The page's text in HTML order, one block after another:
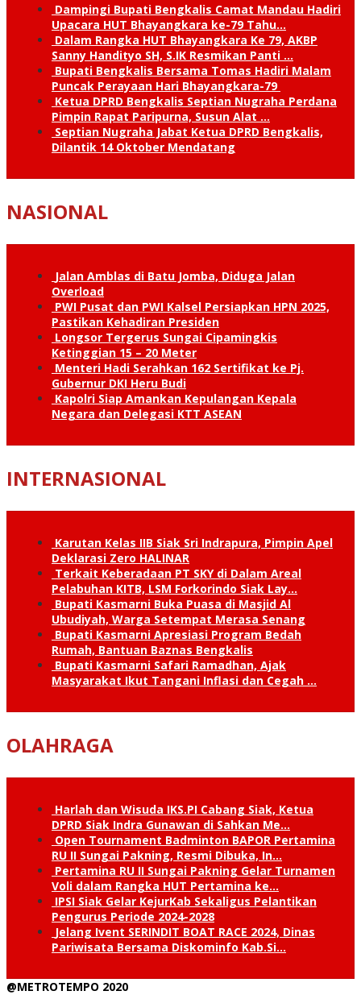
Dampingi Bupati Bengkalis Camat Mandau Hadiri
Upacara HUT Bhayangkara ke-79 Tahu…
Dalam Rangka HUT Bhayangkara Ke 79, AKBP
Sanny Handityo SH, S.IK Resmikan Panti …
Bupati Bengkalis Bersama Tomas Hadiri Malam
Puncak Perayaan Hari Bhayangkara-79
Ketua DPRD Bengkalis Septian Nugraha Perdana
Pimpin Rapat Paripurna, Susun Alat …
Septian Nugraha Jabat Ketua DPRD Bengkalis,
Dilantik 14 Oktober Mendatang
NASIONAL
Jalan Amblas di Batu Jomba, Diduga Jalan
Overload
PWI Pusat dan PWI Kalsel Persiapkan HPN 2025,
Pastikan Kehadiran Presiden
Longsor Tergerus Sungai Cipamingkis
Ketinggian 15 – 20 Meter
Menteri Hadi Serahkan 162 Sertifikat ke Pj.
Gubernur DKI Heru Budi
Kapolri Siap Amankan Kepulangan Kepala
Negara dan Delegasi KTT ASEAN
INTERNASIONAL
Karutan Kelas IIB Siak Sri Indrapura, Pimpin Apel
Deklarasi Zero HALINAR
Terkait Keberadaan PT SKY di Dalam Areal
Pelabuhan KITB, LSM Forkorindo Siak Lay…
Bupati Kasmarni Buka Puasa di Masjid Al
Ubudiyah, Warga Setempat Merasa Senang
Bupati Kasmarni Apresiasi Program Bedah
Rumah, Bantuan Baznas Bengkalis
Bupati Kasmarni Safari Ramadhan, Ajak
Masyarakat Ikut Tangani Inflasi dan Cegah …
OLAHRAGA
Harlah dan Wisuda IKS.PI Cabang Siak, Ketua
DPRD Siak Indra Gunawan di Sahkan Me…
Open Tournament Badminton BAPOR Pertamina
RU II Sungai Pakning, Resmi Dibuka, In…
Pertamina RU II Sungai Pakning Gelar Turnamen
Voli dalam Rangka HUT Pertamina ke…
IPSI Siak Gelar KejurKab Sekaligus Pelantikan
Pengurus Periode 2024-2028
Jelang Ivent SERINDIT BOAT RACE 2024, Dinas
Pariwisata Bersama Diskominfo Kab.Si…
@METROTEMPO 2020